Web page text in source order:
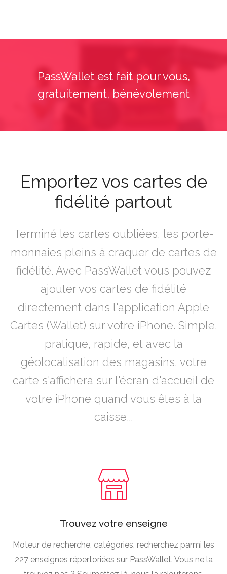
PassWallet est fait pour vous,
gratuitement, bénévolement
Emportez vos cartes de
fidélité partout
Terminé les cartes oubliées, les porte-
monnaies pleins à craquer de cartes de
fidélité. Avec PassWallet vous pouvez
ajouter vos cartes de fidélité
directement dans l'application Apple
Cartes (Wallet) sur votre iPhone. Simple,
pratique, rapide, et avec la
géolocalisation des magasins, votre
carte s'affichera sur l'écran d'accueil de
votre iPhone quand vous êtes à la
caisse...
Trouvez votre enseigne
Moteur de recherche, catégories, recherchez parmi les
227 enseignes répertoriées sur PassWallet. Vous ne la